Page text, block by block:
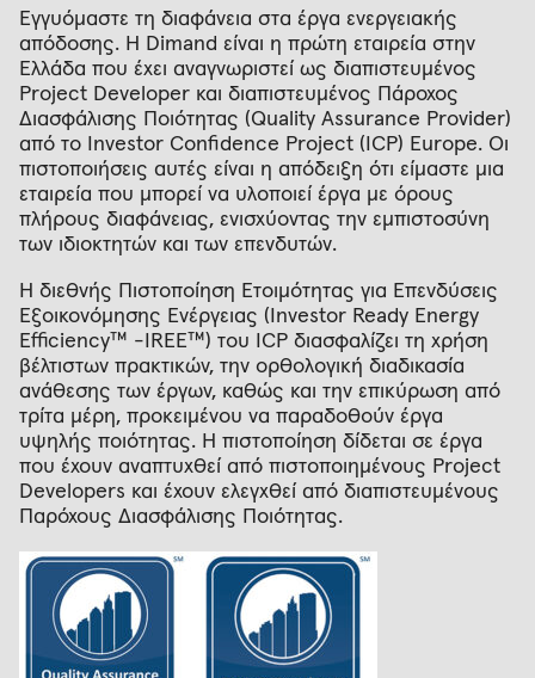
Εγγυόμαστε τη διαφάνεια στα έργα ενεργειακής
απόδοσης. Η Dimand είναι η πρώτη εταιρεία στην
Ελλάδα που έχει αναγνωριστεί ως διαπιστευμένος
Project Developer και διαπιστευμένος Πάροχος
Διασφάλισης Ποιότητας (Quality Assurance Provider)
από το Investor Confidence Project (ICP) Europe. Οι
πιστοποιήσεις αυτές είναι η απόδειξη ότι είμαστε μια
εταιρεία που μπορεί να υλοποιεί έργα με όρους
πλήρους διαφάνειας, ενισχύοντας την εμπιστοσύνη
των ιδιοκτητών και των επενδυτών.
Η διεθνής Πιστοποίηση Ετοιμότητας για Επενδύσεις
Εξοικονόμησης Ενέργειας (Investor Ready Energy
Efficiency™ -IREE™) του ICP διασφαλίζει τη χρήση
βέλτιστων πρακτικών, την ορθολογική διαδικασία
ανάθεσης των έργων, καθώς και την επικύρωση από
τρίτα μέρη, προκειμένου να παραδοθούν έργα
υψηλής ποιότητας. Η πιστοποίηση δίδεται σε έργα
που έχουν αναπτυχθεί από πιστοποιημένους Project
Developers και έχουν ελεγχθεί από διαπιστευμένους
Παρόχους Διασφάλισης Ποιότητας.